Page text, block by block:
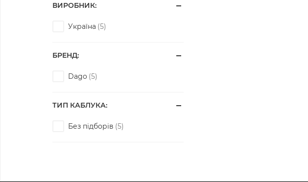
ВИРОБНИК:
Україна
БРЕНД:
Dago
ТИП КАБЛУКА:
Без підборів